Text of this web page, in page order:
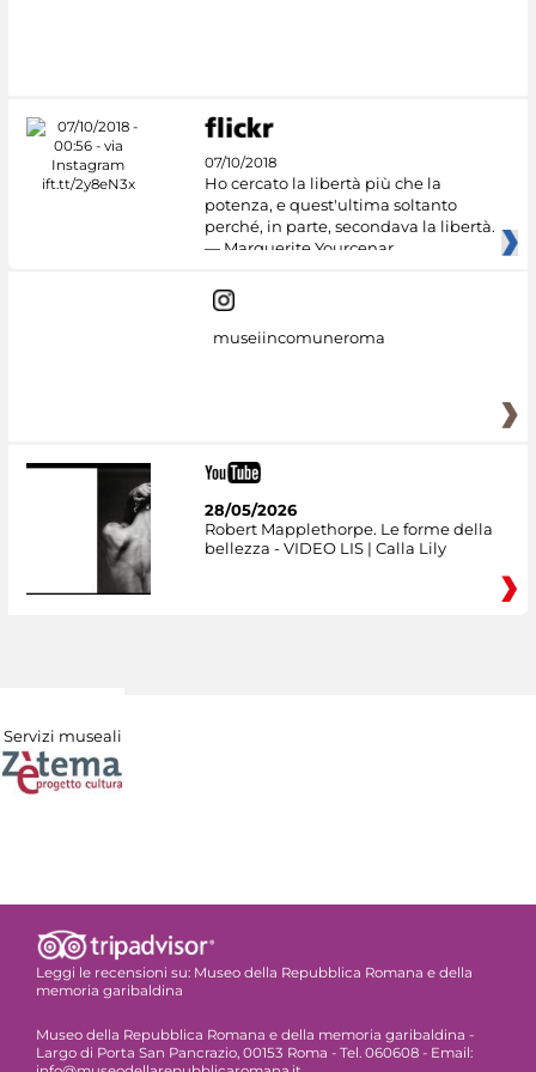
07/10/2018
Ho cercato la libertà più che la
potenza, e quest'ultima soltanto
perché, in parte, secondava la libertà.
— Marguerite Yourcenar
museiincomuneroma
28/05/2026
Robert Mapplethorpe. Le forme della
bellezza - VIDEO LIS | Calla Lily
Servizi museali
Leggi le recensioni su: Museo della Repubblica Romana e della
memoria garibaldina
Museo della Repubblica Romana e della memoria garibaldina -
Largo di Porta San Pancrazio, 00153 Roma - Tel. 060608 - Email: